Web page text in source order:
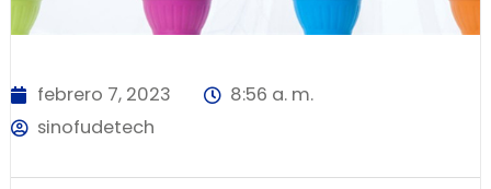
febrero 7, 2023
8:56 a. m.
sinofudetech